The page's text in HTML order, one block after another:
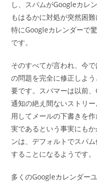
ー:
し、スパムがGoogleカレ
もはるかに対処が突然困
特にGoogleカレンダーで
です。
そのすべてが言われ、今
の問題を完全に修正しよ
要です。スパマーは以前
通知の絶え間ないストリ
用してメールの下書きを
実であるという事実にも
ンは、デフォルトでスパ
することになるようです。
多くのGoogleカレンダー